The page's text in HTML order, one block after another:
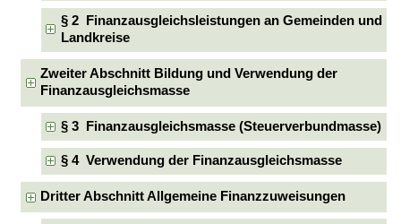
§ 2 Finanzausgleichsleistungen an Gemeinden und
Landkreise
Zweiter Abschnitt Bildung und Verwendung der
Finanzausgleichsmasse
§ 3 Finanzausgleichsmasse (Steuerverbundmasse)
§ 4 Verwendung der Finanzausgleichsmasse
Dritter Abschnitt Allgemeine Finanzzuweisungen